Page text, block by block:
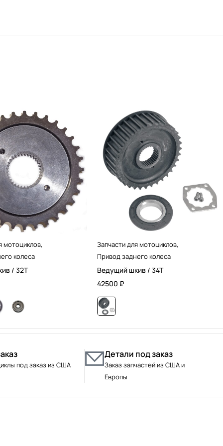
мотоциклов,
колеса
/ 32T
Запчасти для мотоциклов,
Привод заднего колеса
Ведущий шкив / 34T
42500 ₽
под заказ из США
Детали под заказ
Заказ запчастей из США и
Европы